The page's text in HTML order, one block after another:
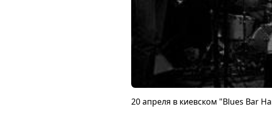
20 апреля в киевском "Blues Bar